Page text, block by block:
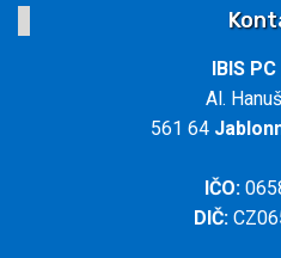
IBIS
Al.
561 64
IČO:
DIČ: